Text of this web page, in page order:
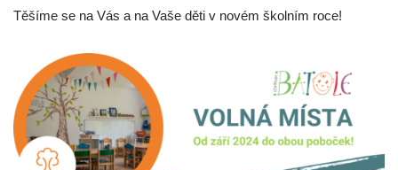
Těšíme se na Vás a na Vaše děti v novém školním roce!